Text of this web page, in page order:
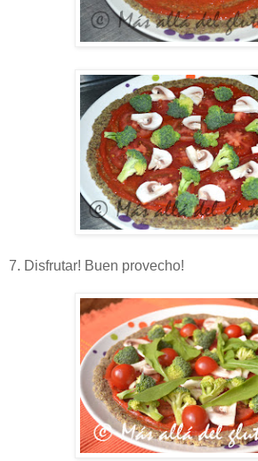
7. Disfrutar! Buen provecho!